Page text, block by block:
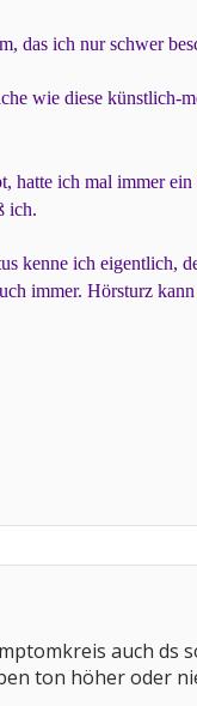
das ich nur schwer
wie diese künstlich-
hatte ich mal immer
ich.
kenne ich eigentlich,
immer. Hörsturz
auch ds
ton höher oder